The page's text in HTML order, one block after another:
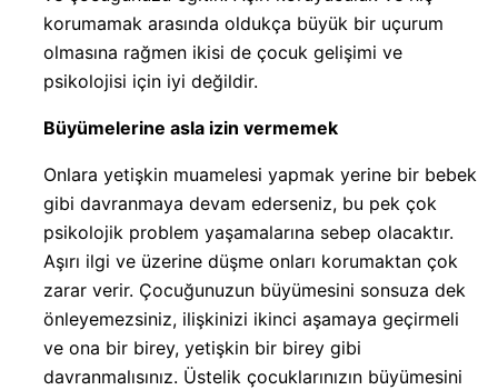
korumamak arasında oldukça büyük bir uçurum
olmasına rağmen ikisi de çocuk gelişimi ve
psikolojisi için iyi değildir.
Büyümelerine asla izin vermemek
Onlara yetişkin muamelesi yapmak yerine bir bebek
gibi davranmaya devam ederseniz, bu pek çok
psikolojik problem yaşamalarına sebep olacaktır.
Aşırı ilgi ve üzerine düşme onları korumaktan çok
zarar verir. Çocuğunuzun büyümesini sonsuza dek
önleyemezsiniz, ilişkinizi ikinci aşamaya geçirmeli
ve ona bir birey, yetişkin bir birey gibi
davranmalısınız. Üstelik çocuklarınızın büyümesini